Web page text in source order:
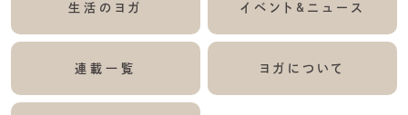
生活のヨガ イベント&ニュース
連載一覧 ヨガについて